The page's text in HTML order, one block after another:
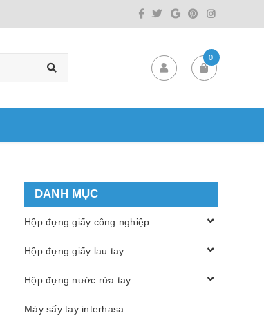
0
DANH MỤC
Hộp đựng giấy công nghiệp
Hộp đựng giấy lau tay
Hộp đựng nước rửa tay
Máy sấy tay interhasa